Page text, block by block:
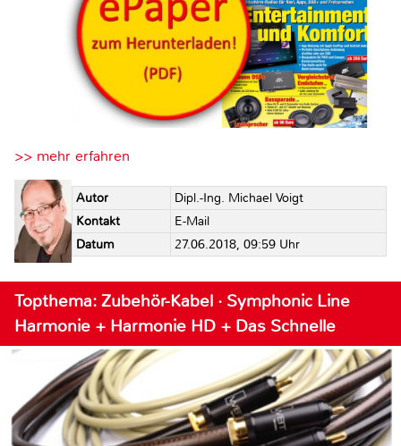
>> mehr erfahren
Autor
Dipl.-Ing. Michael Voigt
Kontakt
E-Mail
Datum
27.06.2018, 09:59 Uhr
Topthema: Zubehör-Kabel · Symphonic Line
Harmonie + Harmonie HD + Das Schnelle